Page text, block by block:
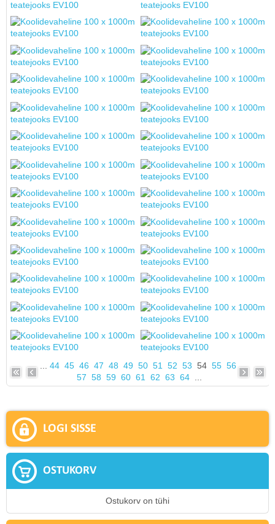
44 45 46 47 48 49 50 51 52 53 54 55 56
57 58 59 60 61 62 63 64...
LOGI SISSE
OSTUKORV
Ostukorv on tühi